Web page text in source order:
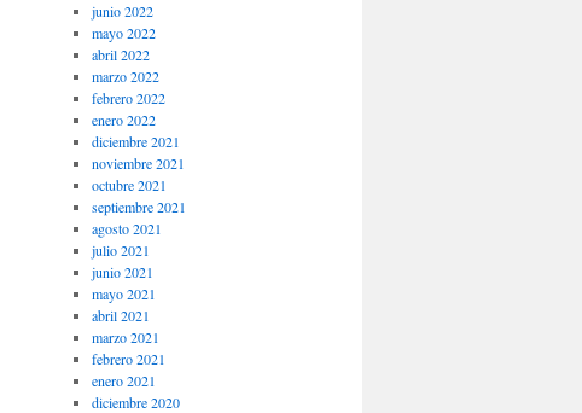
junio 2022
mayo 2022
abril 2022
marzo 2022
febrero 2022
enero 2022
diciembre 2021
noviembre 2021
octubre 2021
septiembre 2021
agosto 2021
julio 2021
junio 2021
mayo 2021
abril 2021
marzo 2021
febrero 2021
enero 2021
diciembre 2020